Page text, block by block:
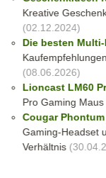
Kreative
(02.12.2024)
Die besten
(08.06.2026)
Lioncast LM60
Pro Gaming
Cougar
Gaming-Headset
Verhältnis